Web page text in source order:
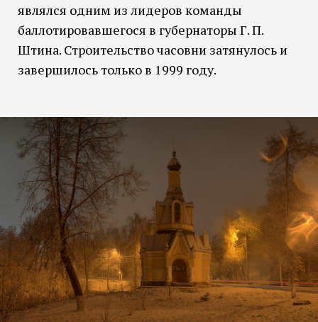
являлся одним из лидеров команды
баллотировавшегося в губернаторы Г. П.
Штина. Строительство часовни затянулось и
завершилось только в 1999 году.